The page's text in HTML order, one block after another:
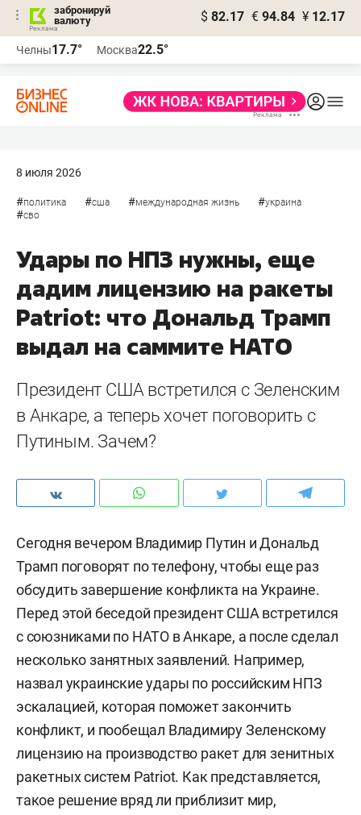
забронируй
валюту
$ 82.17 € 94.84 ¥ 12.17
Челны17.7° Москва22.5°
8 июля 2026
#политика #сша #международная жизнь #украина
#сво
Удары по НПЗ нужны, еще
дадим лицензию на ракеты
Patriot: что Дональд Трамп
выдал на саммите НАТО
Президент США встретился с Зеленским
в Анкаре, а теперь хочет поговорить с
Путиным. Зачем?
Сегодня вечером Владимир Путин и Дональд
Трамп поговорят по телефону, чтобы еще раз
обсудить завершение конфликта на Украине.
Перед этой беседой президент США встретился
с союзниками по НАТО в Анкаре, а после сделал
несколько занятных заявлений. Например,
назвал украинские удары по российским НПЗ
эскалацией, которая поможет закончить
конфликт, и пообещал Владимиру Зеленскому
лицензию на производство ракет для зенитных
ракетных систем Patriot. Как представляется,
такое решение вряд ли приблизит мир,